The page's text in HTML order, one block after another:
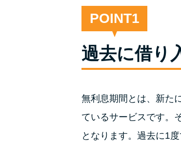
POINT
過去に借り
無利息期間とは、新た
ているサービスです。
となります。過去に1